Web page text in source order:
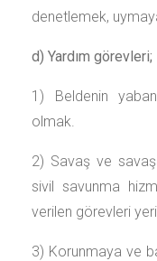
denetlemek,
d) Yardım görevleri;
1) Beldenin
olmak.
2) Savaş ve
sivil savunma
verilen görevleri
3) Korunmaya ve